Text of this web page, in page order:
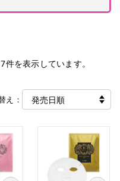
件を表示しています。
え：